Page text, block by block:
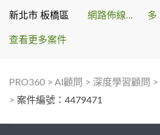
新北市 板橋區 網路佈線工程 多
查看更多案件
PRO360 > AI顧問 > 深度學習顧問 >
> 案件編號：4479471